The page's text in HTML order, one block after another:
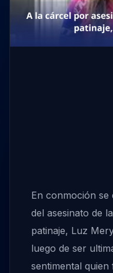
En conmoción se
del asesinato de
patinaje, Luz
luego de ser
sentimental